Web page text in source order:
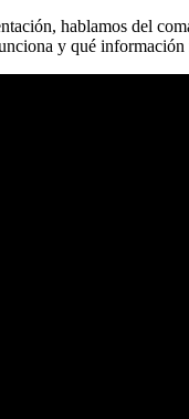
hablamos del
y qué información